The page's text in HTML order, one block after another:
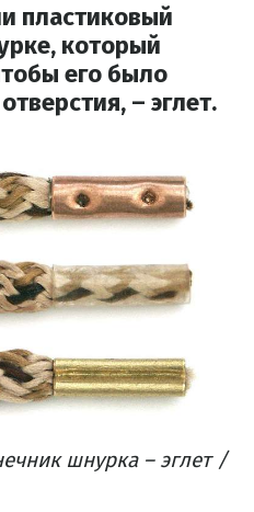
пластиковый
который
его было
– эглет.
шнурка – эглет /